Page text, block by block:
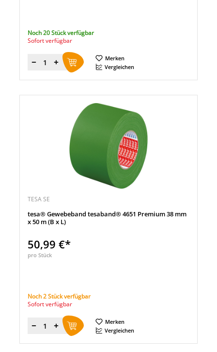
Noch 20 Stück verfügbar
Sofort verfügbar
Menge
Merken
Vergleichen
TESA SE
tesa® Gewebeband tesaband® 4651 Premium 38 mm
x 50 m (B x L)
50,99 €*
pro Stück
Noch 2 Stück verfügbar
Sofort verfügbar
Menge
Merken
Vergleichen